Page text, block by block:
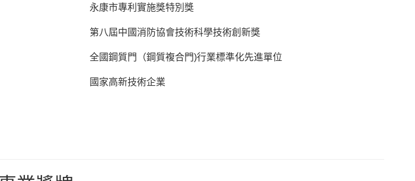
永康市專利實施獎特別獎
第八屆中國消防協會技術科學技術創新獎
全國鋼質門（鋼質複合門)行業標準化先進單位
國家高新技術企業